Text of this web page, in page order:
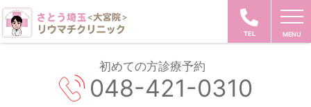
TEL
初めての方診療予約
048-421-0310